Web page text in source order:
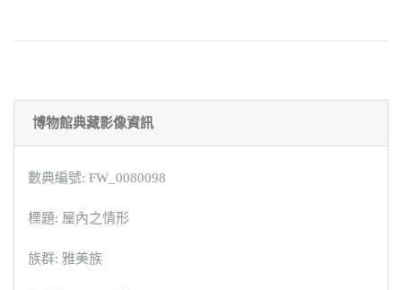
博物館典藏影像資訊
數典編號: FW_0080098
標題: 屋內之情形
族群: 雅美族